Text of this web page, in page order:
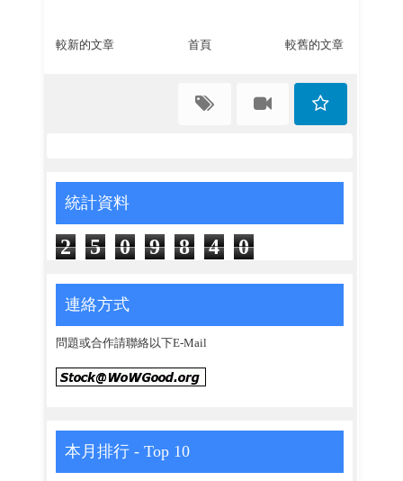
較新的文章 較舊的文章
首頁
統計資料
2 5 0 9 8 4 0
連絡方式
問題或合作請聯絡以下E-Mail
本月排行 - Top 10